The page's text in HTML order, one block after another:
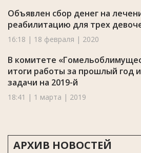
Объявлен сбор денег на
реабилитацию для трех
16:18 | 18 февраля | 2020
В комитете
итоги работы за прошлый год
задачи на 2019-й
18:41 | 1 марта | 2019
АРХИВ НОВОСТЕЙ